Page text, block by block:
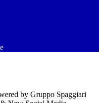
by Gruppo Spaggiari